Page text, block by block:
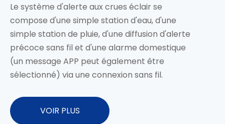
Le système d'alerte aux crues éclair se
compose d'une simple station d'eau, d'une
simple station de pluie, d'une diffusion d'alerte
précoce sans fil et d'une alarme domestique
(un message APP peut également être
sélectionné) via une connexion sans fil.
VOIR PLUS